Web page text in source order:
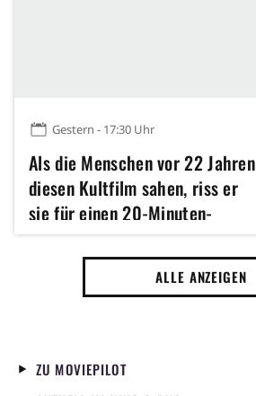
Gestern - 17:30 Uhr
Als die Menschen vor 22 Jahren
diesen Kultfilm sahen, riss er
sie für einen 20-Minuten-
Applaus von den Sitzen und
gewann anschließend einen der
wichtigsten FilmpreiseALLE ANZEIGEN
ZU MOVIEPILOT